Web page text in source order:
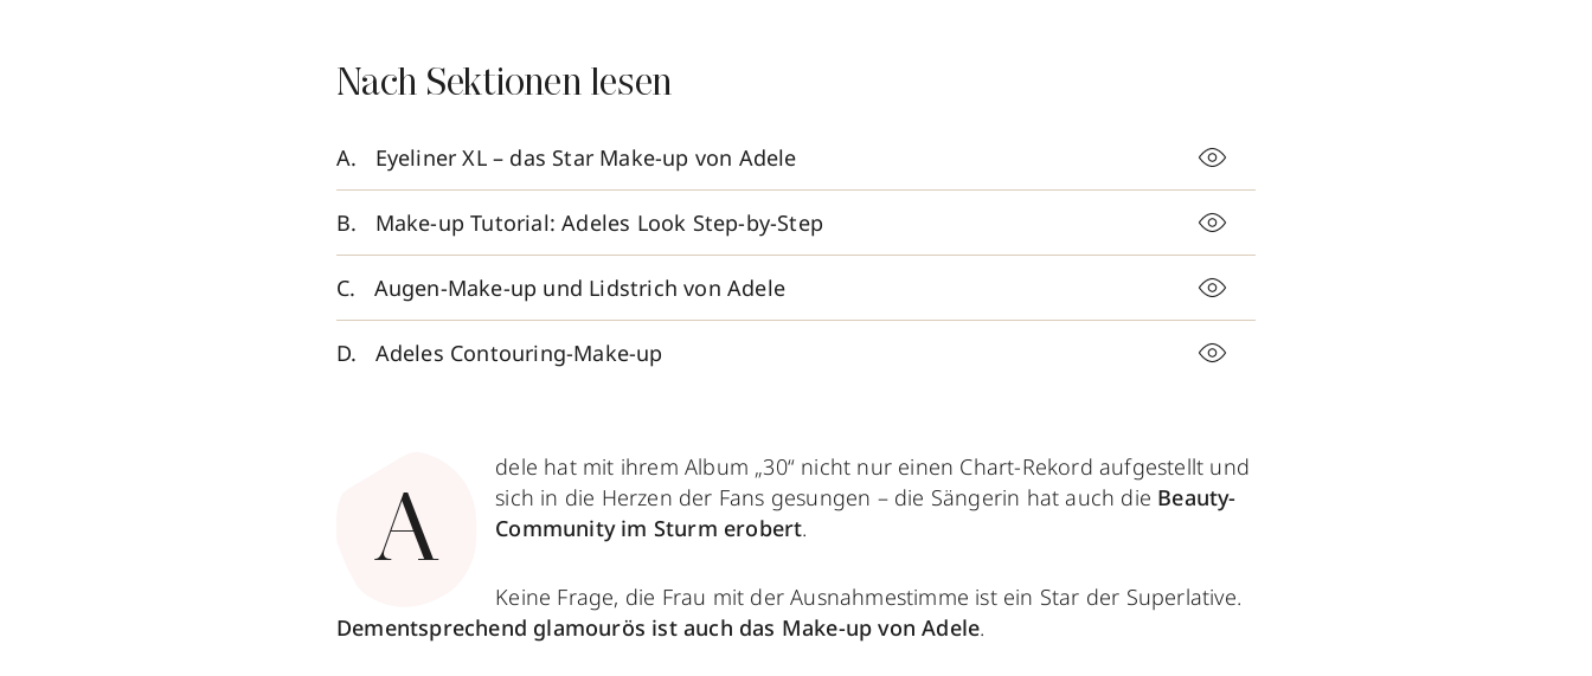
Nach Sektionen lesen
Eyeliner XL – das Star Make-up von Adele
Make-up Tutorial: Adeles Look Step-by-Step
Augen-Make-up und Lidstrich von Adele
Adeles Contouring-Make-up
A
dele hat mit ihrem Album „30“ nicht nur einen Chart-Rekord aufgestellt und
sich in die Herzen der Fans gesungen – die Sängerin hat auch die Beauty-
Community im Sturm erobert.
Keine Frage, die Frau mit der Ausnahmestimme ist ein Star der Superlative.
Dementsprechend glamourös ist auch das Make-up von Adele.